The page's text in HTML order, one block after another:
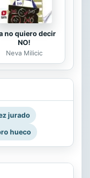
no quiero decir
NO!
Neva Milicic
jurado
hueco